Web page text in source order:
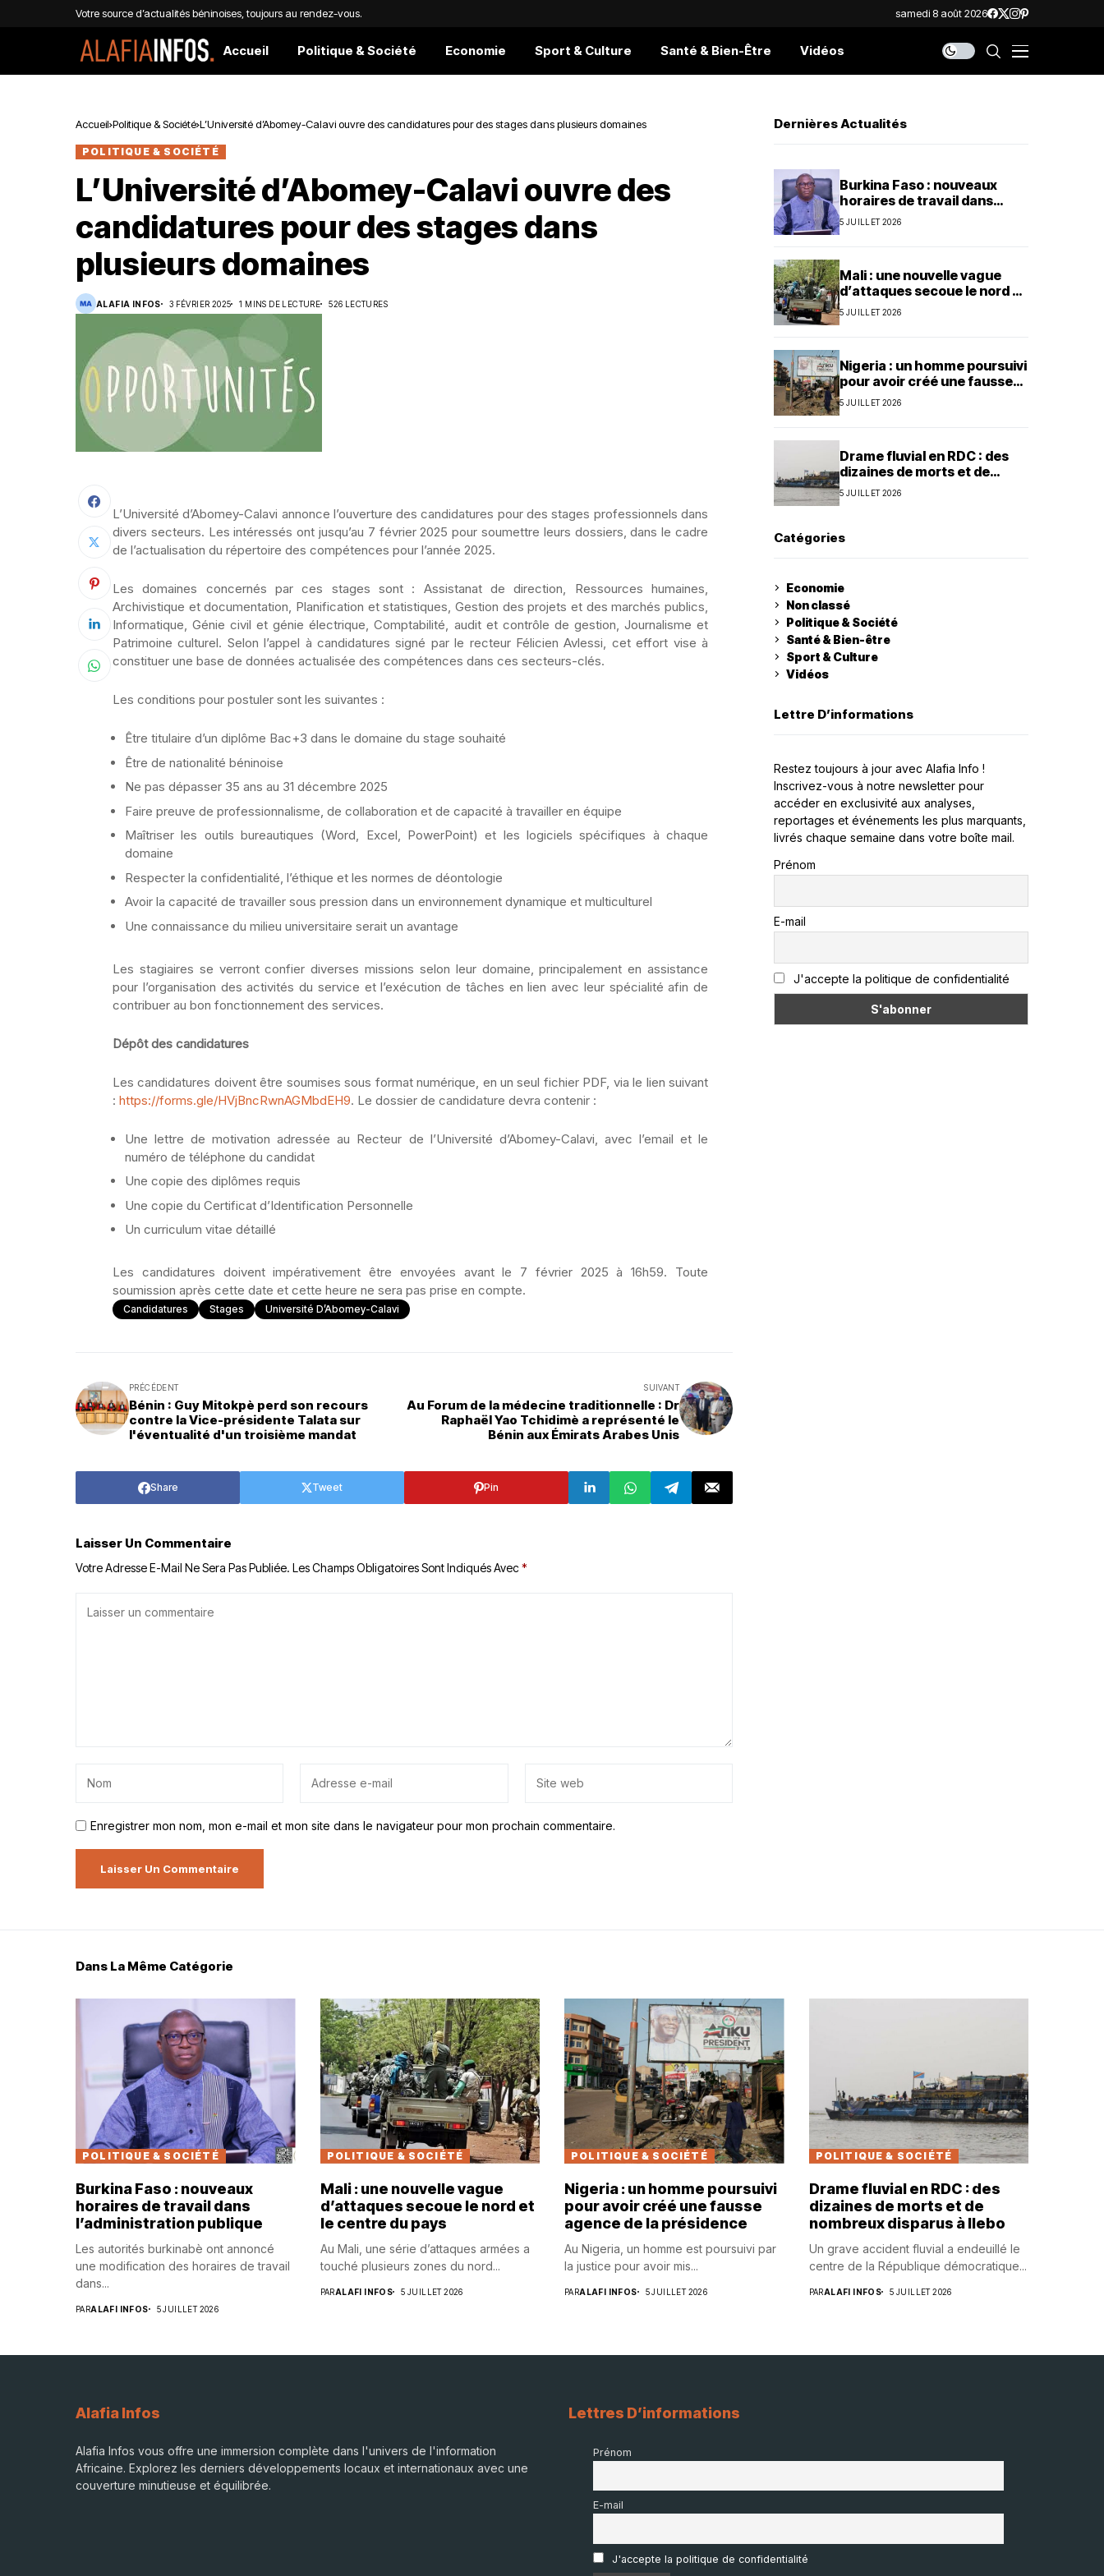
Votre source d’actualités béninoises, toujours au rendez-vous. samedi 8 août 2026
Accueil Politique & Société Economie Sport & Culture Santé & Bien-Être Vidéos
Accueil Politique & Société L’Université d’Abomey-Calavi ouvre des candidatures pour des stages dans plusieurs domaines
POLITIQUE & SOCIÉTÉ
L’Université d’Abomey-Calavi ouvre des
candidatures pour des stages dans
plusieurs domaines
ALAFIA INFOS 3 FÉVRIER 2025 1 MINS DE LECTURE 526 LECTURES
L’Université d’Abomey-Calavi annonce l’ouverture des candidatures pour des stages professionnels dans
divers secteurs. Les intéressés ont jusqu’au 7 février 2025 pour soumettre leurs dossiers, dans le cadre
de l’actualisation du répertoire des compétences pour l’année 2025.
Les domaines concernés par ces stages sont : Assistanat de direction, Ressources humaines,
Archivistique et documentation, Planification et statistiques, Gestion des projets et des marchés publics,
Informatique, Génie civil et génie électrique, Comptabilité, audit et contrôle de gestion, Journalisme et
Patrimoine culturel. Selon l’appel à candidatures signé par le recteur Félicien Avlessi, cet effort vise à
constituer une base de données actualisée des compétences dans ces secteurs-clés.
Les conditions pour postuler sont les suivantes :
Être titulaire d’un diplôme Bac+3 dans le domaine du stage souhaité
Être de nationalité béninoise
Ne pas dépasser 35 ans au 31 décembre 2025
Faire preuve de professionnalisme, de collaboration et de capacité à travailler en équipe
Maîtriser les outils bureautiques (Word, Excel, PowerPoint) et les logiciels spécifiques à chaque
domaine
Respecter la confidentialité, l’éthique et les normes de déontologie
Avoir la capacité de travailler sous pression dans un environnement dynamique et multiculturel
Une connaissance du milieu universitaire serait un avantage
Les stagiaires se verront confier diverses missions selon leur domaine, principalement en assistance
pour l’organisation des activités du service et l’exécution de tâches en lien avec leur spécialité afin de
contribuer au bon fonctionnement des services.
Dépôt des candidatures
Les candidatures doivent être soumises sous format numérique, en un seul fichier PDF, via le lien suivant
: https://forms.gle/HVjBncRwnAGMbdEH9. Le dossier de candidature devra contenir :
Une lettre de motivation adressée au Recteur de l’Université d’Abomey-Calavi, avec l’email et le
numéro de téléphone du candidat
Une copie des diplômes requis
Une copie du Certificat d’Identification Personnelle
Un curriculum vitae détaillé
Les candidatures doivent impérativement être envoyées avant le 7 février 2025 à 16h59. Toute
soumission après cette date et cette heure ne sera pas prise en compte.
Candidatures Stages Université D’Abomey-Calavi
PRÉCÉDENT
Bénin : Guy Mitokpè perd son recours
contre la Vice-présidente Talata sur
l'éventualité d'un troisième mandat
SUIVANT
Au Forum de la médecine traditionnelle : Dr
Raphaël Yao Tchidimè a représenté le
Bénin aux Émirats Arabes Unis
Share Tweet Pin
Laisser Un Commentaire
Votre Adresse E-Mail Ne Sera Pas Publiée. Les Champs Obligatoires Sont Indiqués Avec*
Enregistrer mon nom, mon e-mail et mon site dans le navigateur pour mon prochain commentaire.
Dernières Actualités
Burkina Faso : nouveaux
horaires de travail dans
l’administration publique
5 JUILLET 2026
Mali : une nouvelle vague
d’attaques secoue le nord et
le centre du pays
5 JUILLET 2026
Nigeria : un homme poursuivi
pour avoir créé une fausse
agence de la présidence
5 JUILLET 2026
Drame fluvial en RDC : des
dizaines de morts et de
nombreux disparus à Ilebo
5 JUILLET 2026
Catégories
Economie
Non classé
Politique & Société
Santé & Bien-être
Sport & Culture
Vidéos
Lettre D’informations
Restez toujours à jour avec Alafia Info !
Inscrivez-vous à notre newsletter pour
accéder en exclusivité aux analyses,
reportages et événements les plus marquants,
livrés chaque semaine dans votre boîte mail.
Prénom
E-mail
J'accepte la politique de confidentialité
Dans La Même Catégorie
POLITIQUE & SOCIÉTÉ
Burkina Faso : nouveaux
horaires de travail dans
l’administration publique
Les autorités burkinabè ont annoncé
une modification des horaires de travail
dans...
PARALAFI INFOS 5 JUILLET 2026
POLITIQUE & SOCIÉTÉ
Mali : une nouvelle vague
d’attaques secoue le nord et
le centre du pays
Au Mali, une série d’attaques armées a
touché plusieurs zones du nord...
PARALAFI INFOS 5 JUILLET 2026
POLITIQUE & SOCIÉTÉ
Nigeria : un homme poursuivi
pour avoir créé une fausse
agence de la présidence
Au Nigeria, un homme est poursuivi par
la justice pour avoir mis...
PARALAFI INFOS 5 JUILLET 2026
POLITIQUE & SOCIÉTÉ
Drame fluvial en RDC : des
dizaines de morts et de
nombreux disparus à Ilebo
Un grave accident fluvial a endeuillé le
centre de la République démocratique...
PARALAFI INFOS 5 JUILLET 2026
Alafia Infos
Alafia Infos vous offre une immersion complète dans l'univers de l'information
Africaine. Explorez les derniers développements locaux et internationaux avec une
couverture minutieuse et équilibrée.
Lettres D’informations
Prénom
E-mail
J'accepte la politique de confidentialité